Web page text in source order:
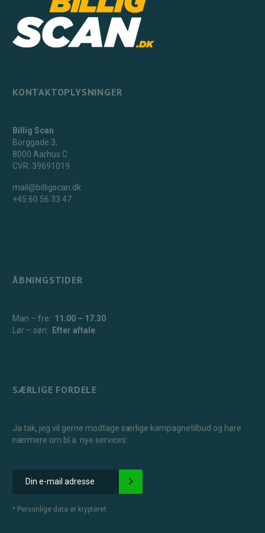
KONTAKTOPLYSNINGER
Billig Scan
Borggade 3,
8000 Aarhus C
CVR: 39691019‬
mail@billigscan.dk
+45 60 56 33 47
ÅBNINGSTIDER
Man – fre: 11.00 – 17.30
Lør – søn: Efter aftale
SÆRLIGE FORDELE
Ja tak, jeg vil gerne modtage særlige kampagnetilbud og høre
nærmere om bl.a. nye services:
* Personlige data er krypteret